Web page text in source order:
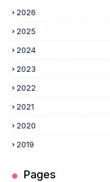
2026
2025
2024
2023
2022
2021
2020
2019
Pages